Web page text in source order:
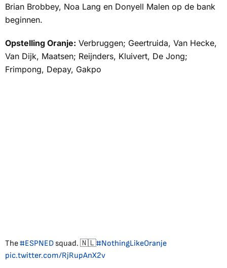
Brian Brobbey, Noa Lang en Donyell Malen op de bank
beginnen.
Opstelling Oranje: Verbruggen; Geertruida, Van Hecke,
Van Dijk, Maatsen; Reijnders, Kluivert, De Jong;
Frimpong, Depay, Gakpo
The#ESPNED squad. 🇳🇱#NothingLikeOranje
pic.twitter.com/RjRupAnX2v